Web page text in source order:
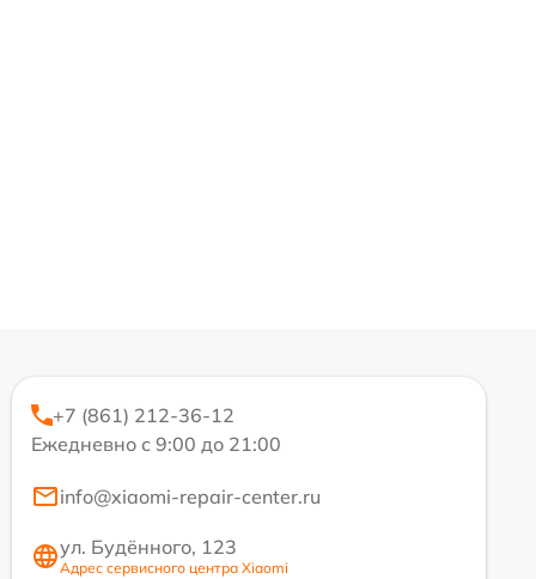
+7 (861) 212-36-12
Ежедневно с 9:00 до 21:00
info@xiaomi-repair-center.ru
ул. Будённого, 123
Адрес сервисного центра Xiaomi